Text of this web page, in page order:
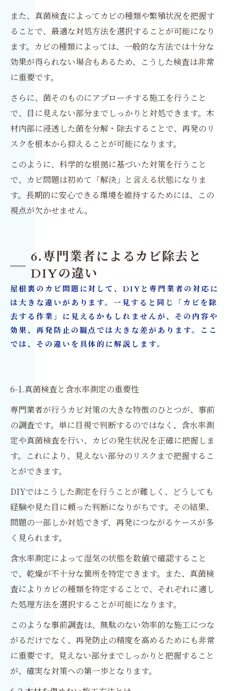
また、真菌検査によってカビの種類や繁殖状況を把握す
ることで、最適な対処方法を選択することが可能になり
ます。カビの種類によっては、一般的な方法では十分な
効果が得られない場合もあるため、こうした検査は非常
に重要です。
さらに、菌そのものにアプローチする施工を行うこと
で、目に見えない部分までしっかりと対処できます。木
材内部に浸透した菌を分解・除去することで、再発のリ
スクを根本から抑えることが可能になります。
このように、科学的な根拠に基づいた対策を行うこと
で、カビ問題は初めて「解決」と言える状態になりま
す。長期的に安心できる環境を維持するためには、この
視点が欠かせません。
6.専門業者によるカビ除去と
DIYの違い
屋根裏のカビ問題に対して、DIYと専門業者の対応に
は大きな違いがあります。一見すると同じ「カビを除
去する作業」に見えるかもしれませんが、その内容や
効果、再発防止の観点では大きな差があります。ここ
では、その違いを具体的に解説します。
6-1.真菌検査と含水率測定の重要性
専門業者が行うカビ対策の大きな特徴のひとつが、事前
の調査です。単に目視で判断するのではなく、含水率測
定や真菌検査を行い、カビの発生状況を正確に把握しま
す。これにより、見えない部分のリスクまで把握するこ
とができます。
DIYではこうした測定を行うことが難しく、どうしても
経験や見た目に頼った判断になりがちです。その結果、
問題の一部しか対処できず、再発につながるケースが多
く見られます。
含水率測定によって湿気の状態を数値で確認すること
で、乾燥が不十分な箇所を特定できます。また、真菌検
査によりカビの種類を特定することで、それぞれに適し
た処理方法を選択することが可能になります。
このような事前調査は、無駄のない効率的な施工につな
がるだけでなく、再発防止の精度を高めるためにも非常
に重要です。見えない部分までしっかりと把握すること
が、確実な対策への第一歩となります。